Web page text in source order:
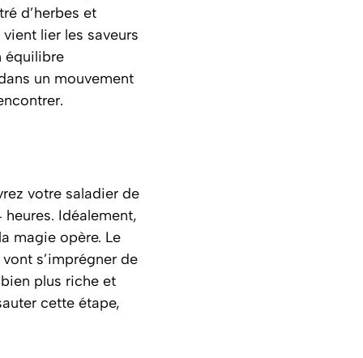
d’herbes et
lier les saveurs
équilibre
un mouvement
votre saladier de
Idéalement,
magie opère. Le
s’imprégner de
plus riche et
cette étape,